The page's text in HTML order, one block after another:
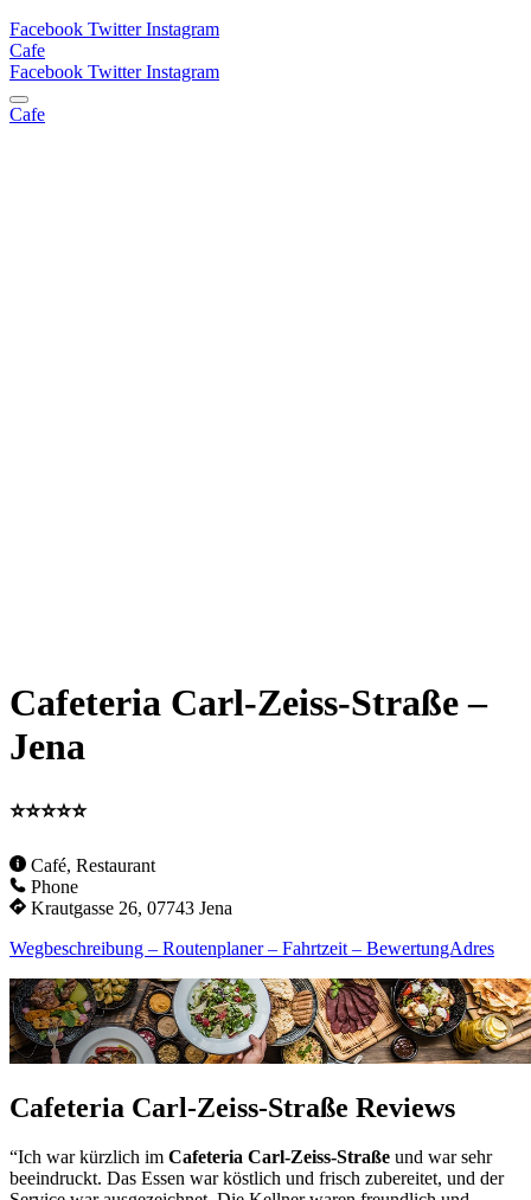
Facebook Twitter Instagram
Cafe
Facebook Twitter Instagram
Cafe
Cafeteria Carl-Zeiss-Straße –
Jena
⭐⭐⭐⭐⭐
Café, Restaurant
Phone
Krautgasse 26, 07743 Jena
Wegbeschreibung – Routenplaner – Fahrtzeit – BewertungAdres
Cafeteria Carl-Zeiss-Straße Reviews
“Ich war kürzlich im Cafeteria Carl-Zeiss-Straße und war sehr
beeindruckt. Das Essen war köstlich und frisch zubereitet, und der